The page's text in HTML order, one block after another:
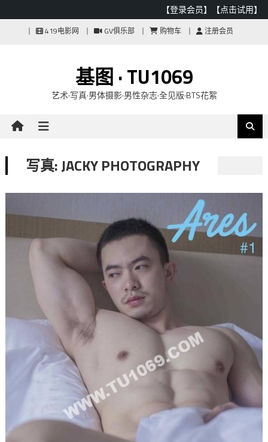
【登录会员】 【点击试用】
419电影网 GV俱乐部 购物车 注册会员
基图 · TU1069
艺术·写真·男体摄影·男性杂志·全见版·BTS花絮
写真: JACKY PHOTOGRAPHY